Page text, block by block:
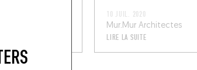
10 JUIL. 2020
Mur.Mur Architectes
LIRE LA SUITE